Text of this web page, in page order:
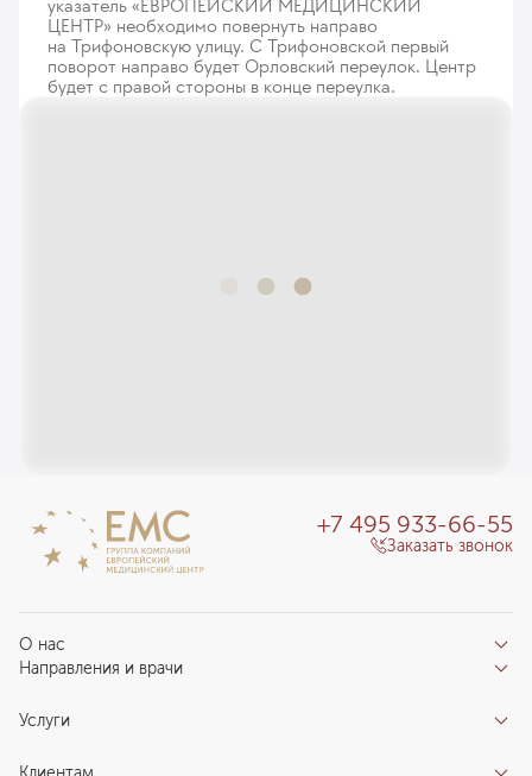
указатель «ЕВРОПЕЙСКИЙ МЕДИЦИНСКИЙ
ЦЕНТР» необходимо повернуть направо
на Трифоновскую улицу. С Трифоновской первый
поворот направо будет Орловский переулок. Центр
будет с правой стороны в конце переулка.
О нас
Отзывы пациентов
О клинике
Направления и врачи
Направления
Центры компетенций
Услуги
+7 495 933-66-55
Заказать звонок